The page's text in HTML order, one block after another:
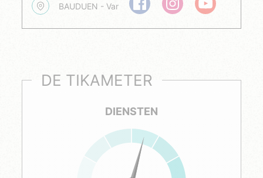
BAUDUEN - Var
DE TIKAMETER
DIENSTEN